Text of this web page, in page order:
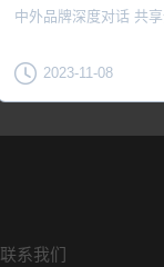
中外品牌深度对话 共
2023-11-08
联系我们